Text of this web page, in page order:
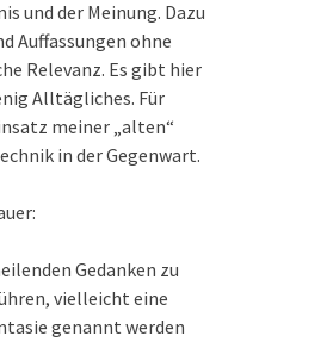
und der Meinung. Dazu
Auffassungen ohne
Relevanz. Es gibt hier
Alltägliches. Für
meiner „alten“
in der Gegenwart.
Gedanken zu
vielleicht eine
genannt werden